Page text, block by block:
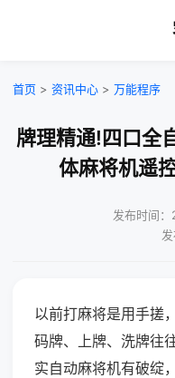
首页 > 资讯中心 > 万能程序
牌理精通!四口全
体麻将机遥
发布时间
以前打麻将是用手搓
码牌、上牌、洗牌往
实自动麻将机有破绽